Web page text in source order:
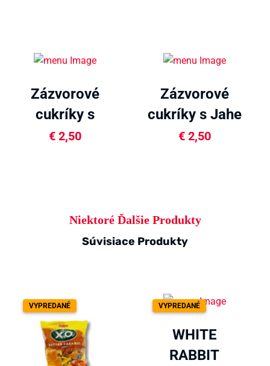
Zázvorové
cukríky s
mangom 125g
€2,50
Zázvorové
cukríky s Jahe
Susu 100g
€2,50
Niektoré Ďalšie Produkty
Súvisiace Produkty
VYPREDANÉ VYPREDANÉ
WHITE
RABBIT